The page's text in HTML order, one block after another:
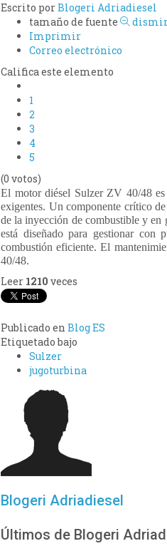
Escrito porBlogeri Adriadiesel
tamaño de fuente
Imprimir
Correo electrónico
Califica este elemento
1
2
3
4
5
(0 votos)
El motor diésel Sulzer ZV 40/48
exigentes. Un componente crítico
de la inyección de combustible y
está diseñado para gestionar
combustión eficiente. El
40/48.
Leer 1210 veces
Publicado en Blog ES
Etiquetado bajo
Sulzer
jugoturbina
Blogeri Adriadiesel
Últimos de Blogeri